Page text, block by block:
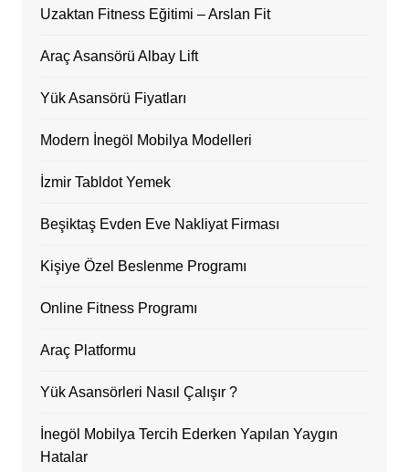
Uzaktan Fitness Eğitimi – Arslan Fit
Araç Asansörü Albay Lift
Yük Asansörü Fiyatları
Modern İnegöl Mobilya Modelleri
İzmir Tabldot Yemek
Beşiktaş Evden Eve Nakliyat Firması
Kişiye Özel Beslenme Programı
Online Fitness Programı
Araç Platformu
Yük Asansörleri Nasıl Çalışır ?
İnegöl Mobilya Tercih Ederken Yapılan Yaygın
Hatalar